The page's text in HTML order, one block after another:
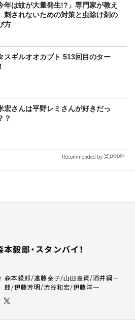
年は蚊が大量発生!?」専門家が教え
刺されないための対策と虫除け剤の
方
スギルオオカブト 513回目のター
宏さんは平野レミさんが好きだっ
？
Recommended by
本毅郎・スタンバイ！
森本毅郎/遠藤泰子/山田惠資/酒井綱一
郎/伊藤芳明/渋谷和宏/伊藤洋一